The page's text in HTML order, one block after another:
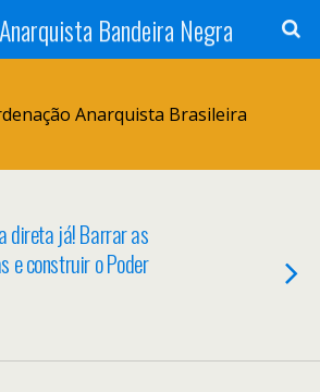
Bandeira Negra
Anarquista Brasileira
direta já! Barrar as
e construir o Poder